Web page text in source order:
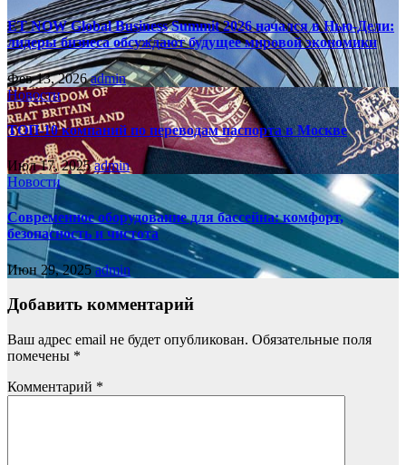
ET NOW Global Business Summit 2026 начался в Нью‑Дели:
лидеры бизнеса обсуждают будущее мировой экономики
Фев 13, 2026admin
Новости
ТОП-10 компаний по переводам паспорта в Москве
Июл 17, 2025admin
Новости
Современное оборудование для бассейна: комфорт,
безопасность и чистота
Июн 29, 2025admin
Добавить комментарий
Ваш адрес email не будет опубликован. Обязательные поля
помечены *
Комментарий *